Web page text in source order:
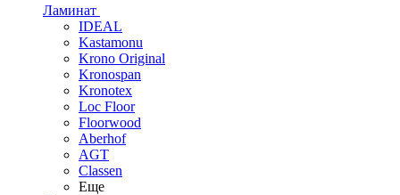
Ламинат
IDEAL
Kastamonu
Krono Original
Kronospan
Kronotex
Loc Floor
Floorwood
Aberhof
AGT
Classen
Еще